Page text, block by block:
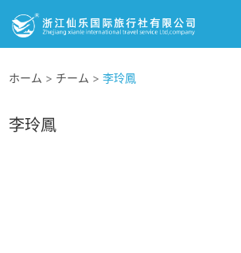
ホーム > チーム >李玲鳳
李玲鳳